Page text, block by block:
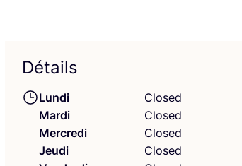
Détails
Lundi
Closed
Mardi
Closed
Mercredi
Closed
Jeudi
Closed